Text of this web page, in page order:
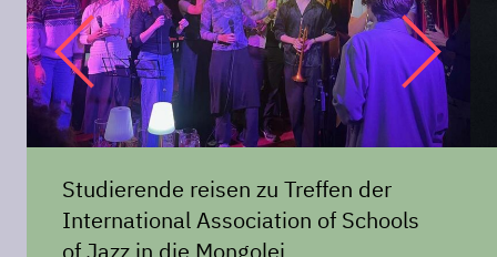
Studierende reisen zu Treffen der
International Association of Schools
of Jazz in die Mongolei